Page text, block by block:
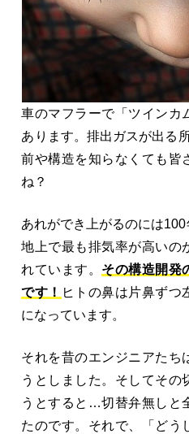
車のマフラーで「ツインカ
あります。排出ガスが出る
前や構造を知らなくても皆
ね？
あれができ上がるのには100
地上で最も排気率が高いの
れています。 その構造開発
です！ ヒトの鼻は片鼻ずつ
になっています。
それを昔のエンジニアたち
うとしました。そしてその
うとすると…切替弁無しと
たのです。それで、「どう